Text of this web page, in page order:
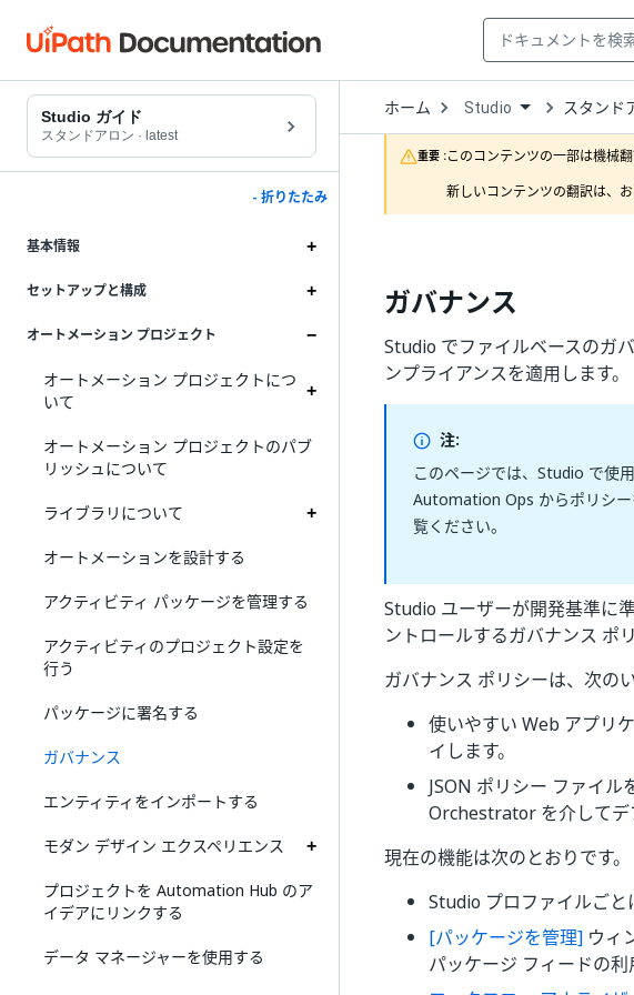
Studio ガイド
スタンドアロン · latest
- 折りたたみ
基本情報
セットアップと構成
オートメーション プロジェクト
オートメーション プロジェクトにつ
いて
オートメーション プロジェクトのパブ
リッシュについて
ライブラリについて
オートメーションを設計する
アクティビティ パッケージを管理する
アクティビティのプロジェクト設定を
行う
パッケージに署名する
ガバナンス
エンティティをインポートする
モダン デザイン エクスペリエンス
プロジェクトを Automation Hub のア
イデアにリンクする
データ マネージャーを使用する
ホーム Open
Dropdown
to
choose
product
Studio スタンド
重要 :このコンテンツの一部は機械
新しいコンテンツの翻訳は、
ガバナンス
Studio でファイルベースのガ
ンプライアンスを適用します。
注:
このページでは、Studio で使
Automation Ops からポリシ
覧ください。
Studio ユーザーが開発基準に
ントロールするガバナンス ポ
ガバナンス ポリシーは、次の
使いやすい Web アプリ
イします。
JSON ポリシー ファイ
Orchestrator を介してデ
現在の機能は次のとおりです。
Studio プロファイルごと
[パッケージを管理] ウィ
パッケージ フィードの利